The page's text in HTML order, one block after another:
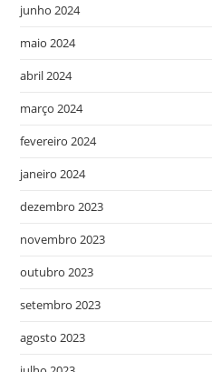
junho 2024
maio 2024
abril 2024
março 2024
fevereiro 2024
janeiro 2024
dezembro 2023
novembro 2023
outubro 2023
setembro 2023
agosto 2023